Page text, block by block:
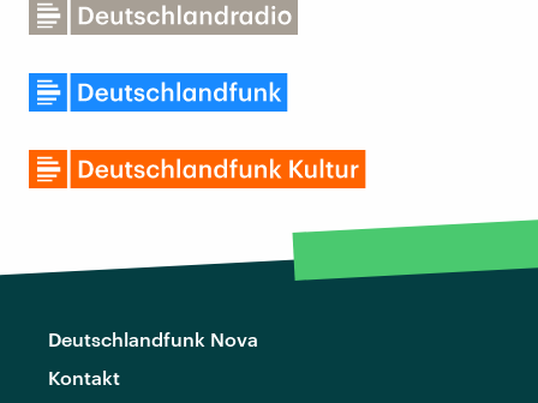
Deutschlandfunk Nova
Kontakt